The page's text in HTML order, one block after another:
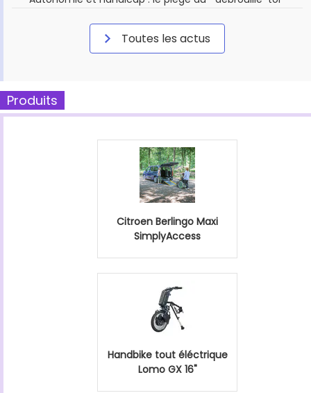
Toutes les actus
Produits
Citroen Berlingo Maxi
SimplyAccess
Handbike tout éléctrique
Lomo GX 16"